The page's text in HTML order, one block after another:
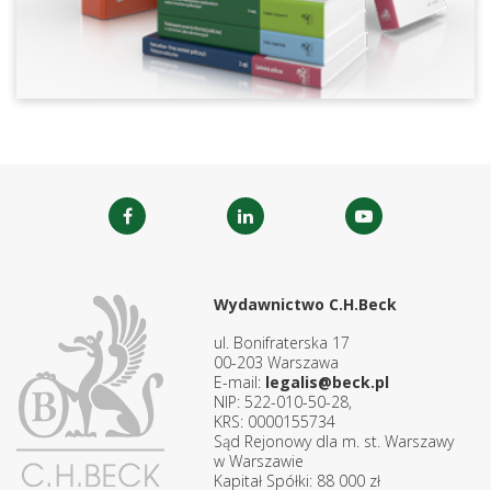
Wydawnictwo C.H.Beck
ul. Bonifraterska 17
00-203 Warszawa
E-mail: legalis@beck.pl
NIP: 522-010-50-28,
KRS: 0000155734
Sąd Rejonowy dla m. st. Warszawy
w Warszawie
Kapitał Spółki: 88 000 zł